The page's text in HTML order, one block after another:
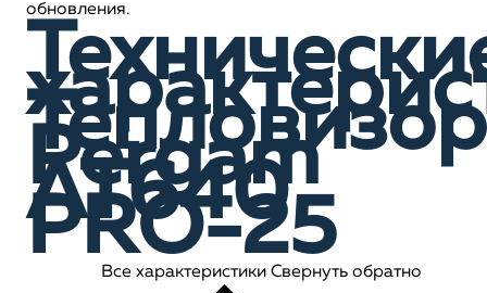
обновления.
Тепловизор
Pergam
AT640
PRO-25
Все характеристики Свернуть обратно